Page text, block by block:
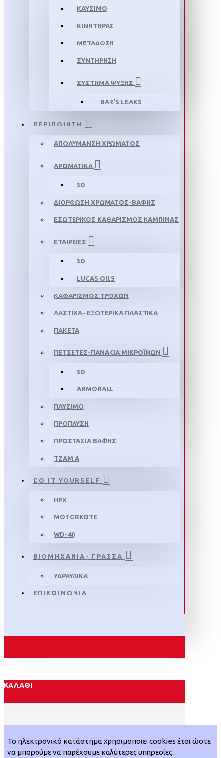
ΚΑΥΣΙΜΟ
ΚΙΝΗΤΗΡΑΣ
ΜΕΤΑΔΟΣΗ
ΣΥΝΤΗΡΗΣΗ
ΣΥΣΤΗΜΑ ΨΥΞΗΣ
BAR'S LEAKS
ΠΕΡΙΠΟΙΗΣΗ
ΑΠΟΛΥΜΑΝΣΗ ΧΡΩΜΑΤΟΣ
ΑΡΩΜΑΤΙΚΑ
3D
ΔΙΟΡΘΩΣΗ ΧΡΩΜΑΤΟΣ-ΒΑΦΗΣ
ΕΣΩΤΕΡΙΚΟΣ ΚΑΘΑΡΙΣΜΟΣ ΚΑΜΠΙΝΑΣ
ΕΤΑΙΡΕΙΕΣ
3D
LUCAS OILS
ΚΑΘΑΡΙΣΜΟΣ ΤΡΟΧΩΝ
ΛΑΣΤΙΧΑ- ΕΞΩΤΕΡΙΚΑ ΠΛΑΣΤΙΚΑ
ΠΑΚΕΤΑ
ΠΕΤΣΕΤΕΣ-ΠΑΝΑΚΙΑ ΜΙΚΡΟΪΝΩΝ
3D
ARMORALL
ΠΛΥΣΙΜΟ
ΠΡΟΠΛΥΣΗ
ΠΡΟΣΤΑΣΙΑ ΒΑΦΗΣ
ΤΖΑΜΙΑ
DO IT YOURSELF
HPX
MOTORKOTE
WD-40
ΒΙΟΜΗΧΑΝΙΑ- ΓΡΑΣΣΑ
ΥΔΡΑΥΛΙΚΑ
ΕΠΙΚΟΙΝΩΝΙΑ
ΚΑΛΆΘΙ
Το ηλεκτρονικό κατάστημα χρησιμοποιεί cookies έτσι ώστε
να μπορούμε να παρέχουμε καλύτερες υπηρεσίες.